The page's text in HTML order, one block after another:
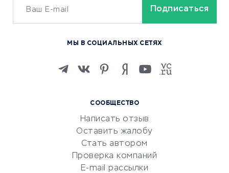
ОБУЧЕНИЕ И РАБОТА
Изучение иностранных
Маркетинг и продажи
Репетиторство
Красота и здоровье
Сервисы по поиску работы
Сетевой маркетинг
СООБЩЕСТВО
Написать отзыв
Оставить жалобу
Стать автором
Проверка компаний
E-mail рассылки
МЫ В СОЦИАЛЬНЫХ СЕТЯХ